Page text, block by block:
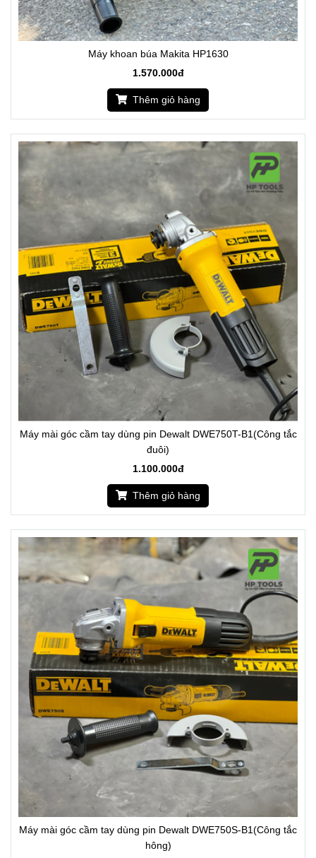
Máy khoan búa Makita HP1630
1.570.000đ
Thêm giỏ hàng
Máy mài góc cầm tay dùng pin Dewalt DWE750T-B1(Công tắc
đuôi)
1.100.000đ
Thêm giỏ hàng
Máy mài góc cầm tay dùng pin Dewalt DWE750S-B1(Công tắc
hông)